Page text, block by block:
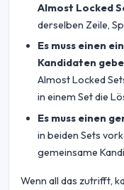
Almost Locked
derselben Zeile,
Es muss einen
Kandidaten
Almost Locked
in einem Set die
Es muss einen
in beiden Sets
gemeinsame
Wenn all das zutrifft,